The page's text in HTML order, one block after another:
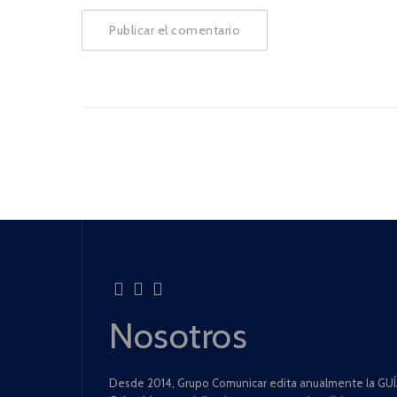
Nosotros
Desde 2014, Grupo Comunicar edita anualmente la